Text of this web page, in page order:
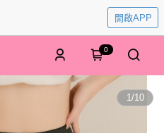
開啟APP
0
1/10